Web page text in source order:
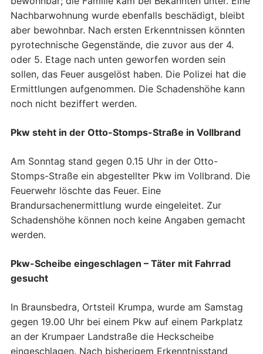
Nachbarwohnung wurde ebenfalls beschädigt, bleibt
aber bewohnbar. Nach ersten Erkenntnissen könnten
pyrotechnische Gegenstände, die zuvor aus der 4.
oder 5. Etage nach unten geworfen worden sein
sollen, das Feuer ausgelöst haben. Die Polizei hat die
Ermittlungen aufgenommen. Die Schadenshöhe kann
noch nicht beziffert werden.
Pkw steht in der Otto-Stomps-Straße in Vollbrand
Am Sonntag stand gegen 0.15 Uhr in der Otto-
Stomps-Straße ein abgestellter Pkw im Vollbrand. Die
Feuerwehr löschte das Feuer. Eine
Brandursachenermittlung wurde eingeleitet. Zur
Schadenshöhe können noch keine Angaben gemacht
werden.
Pkw-Scheibe eingeschlagen – Täter mit Fahrrad
gesucht
In Braunsbedra, Ortsteil Krumpa, wurde am Samstag
gegen 19.00 Uhr bei einem Pkw auf einem Parkplatz
an der Krumpaer Landstraße die Heckscheibe
eingeschlagen. Nach bisherigem Erkenntnisstand